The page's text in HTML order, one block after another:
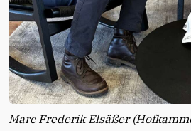
Marc Frederik Elsäßer